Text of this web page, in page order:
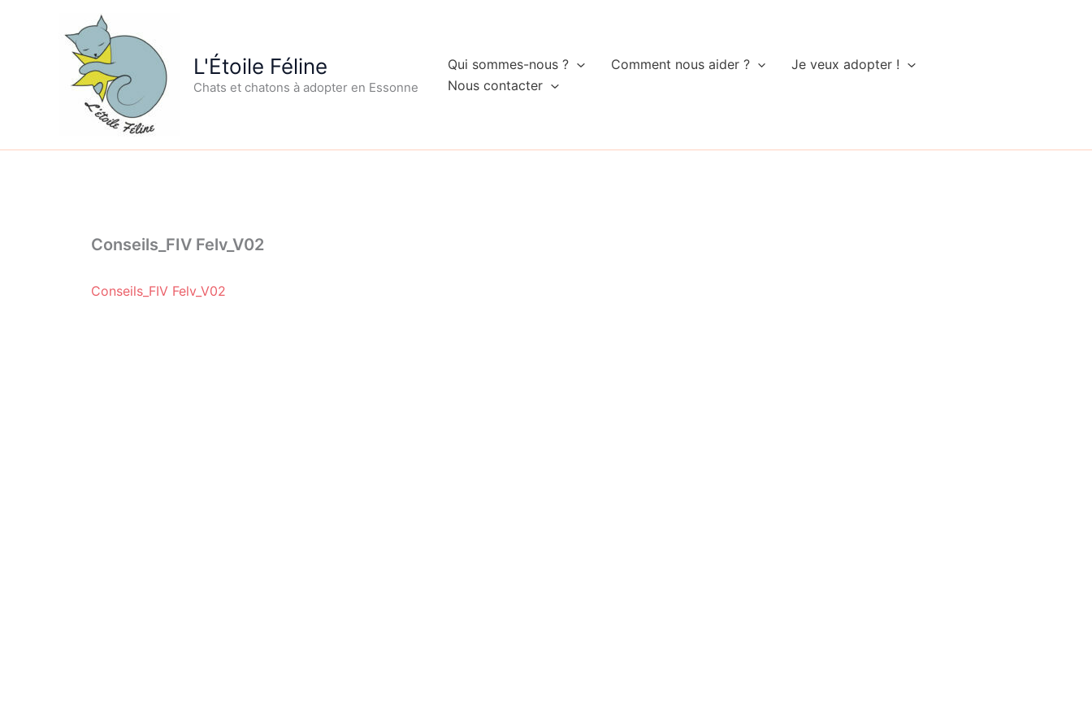
L'Étoile Féline
Chats et chatons à adopter en Essonne
Qui sommes-nous ? Comment nous aider ?
Je veux adopter !
Nous contacter
Conseils_FIV Felv_V02
Conseils_FIV Felv_V02